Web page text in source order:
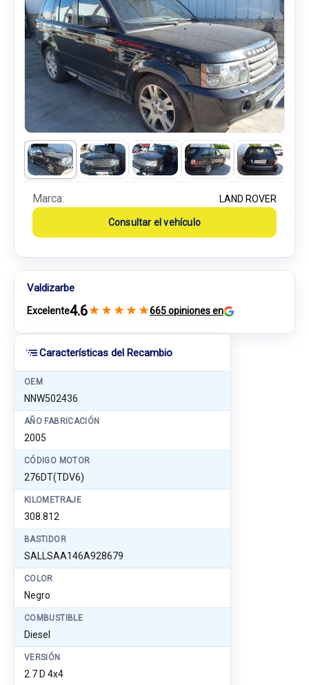
Características del Recambio
OEM
NNW502436
AÑO FABRICACIÓN
2005
CÓDIGO MOTOR
276DT(TDV6)
KILOMETRAJE
308.812
BASTIDOR
SALLSAA146A928679
COLOR
Negro
COMBUSTIBLE
Diesel
VERSIÓN
2.7 D 4x4
Marca: LAND ROVER
Consultar el vehículo
Valdizarbe
Excelente4.6★ ★ ★ ★ ★665 opiniones en